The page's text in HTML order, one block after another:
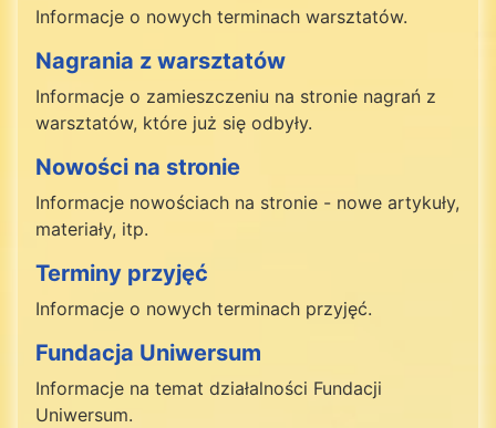
Informacje o nowych terminach warsztatów.
Nagrania z warsztatów
Informacje o zamieszczeniu na stronie nagrań z
warsztatów, które już się odbyły.
Nowości na stronie
Informacje nowościach na stronie - nowe artykuły,
materiały, itp.
Terminy przyjęć
Informacje o nowych terminach przyjęć.
Fundacja Uniwersum
Informacje na temat działalności Fundacji
Uniwersum.